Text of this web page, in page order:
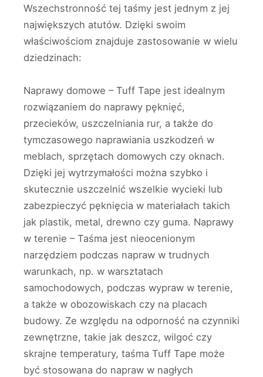
Wszechstronność tej taśmy jest jednym z jej
największych atutów. Dzięki swoim
właściwościom znajduje zastosowanie w wielu
dziedzinach:
Naprawy domowe – Tuff Tape jest idealnym
rozwiązaniem do naprawy pęknięć,
przecieków, uszczelniania rur, a także do
tymczasowego naprawiania uszkodzeń w
meblach, sprzętach domowych czy oknach.
Dzięki jej wytrzymałości można szybko i
skutecznie uszczelnić wszelkie wycieki lub
zabezpieczyć pęknięcia w materiałach takich
jak plastik, metal, drewno czy guma. Naprawy
w terenie – Taśma jest nieocenionym
narzędziem podczas napraw w trudnych
warunkach, np. w warsztatach
samochodowych, podczas wypraw w terenie,
a także w obozowiskach czy na placach
budowy. Ze względu na odporność na czynniki
zewnętrzne, takie jak deszcz, wilgoć czy
skrajne temperatury, taśma Tuff Tape może
być stosowana do napraw w nagłych